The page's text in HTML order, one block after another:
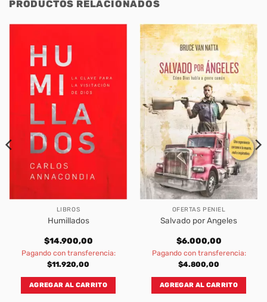
PRODUCTOS RELACIONADOS
LIBROS
Humillados
$14.900,00
Pagando con transferencia:
$11.920,00
AGREGAR AL CARRITO
OFERTAS PENIEL
Salvado por Angeles
$6.000,00
Pagando con transferencia:
$4.800,00
AGREGAR AL CARRITO